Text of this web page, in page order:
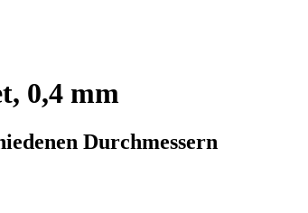
0,4 mm
Durchmessern